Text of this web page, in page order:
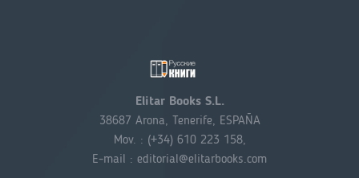
Elitar Books S.L.
38687 Arona, Tenerife, ESPAÑA
Mov. : (+34) 610 223 158,
E-mail : editorial@elitarbooks.com